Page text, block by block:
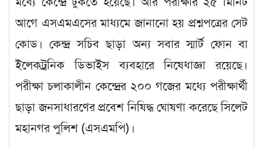
আগে এসএমএসের মাধ্যমে জানানো হয় প্রশ্নপত্রের সেট
কোড। কেন্দ্র সচিব ছাড়া অন্য সবার স্মার্ট ফোন বা
ইলেকট্রনিক ডিভাইস ব্যবহারে নিষেধাজ্ঞা রয়েছে।
পরীক্ষা চলাকালীন কেন্দ্রের ২০০ গজের মধ্যে পরীক্ষার্থী
ছাড়া জনসাধারণের প্রবেশ নিষিদ্ধ ঘোষণা করেছে সিলেট
মহানগর পুলিশ (এসএমপি)।